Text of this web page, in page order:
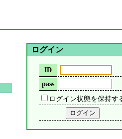
ログイン
ID
pass
ログイン状態を保持す